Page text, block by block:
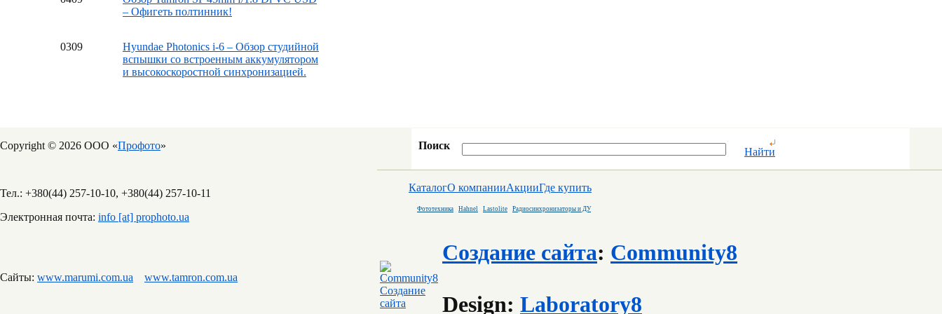
– Офигеть полтинник!
0309
Hyundae Photonics i-6 – Обзор студийной
вспышки со встроенным аккумулятором
и высокоскоростной синхронизацией.
Copyright © 2026 ООО «Профото»
Тел.: +380(44) 257-10-10, +380(44) 257-10-11
Электронная почта: info [at] prophoto.ua
Сайты: www.marumi.com.ua www.tamron.com.ua
Поиск
Найти
КаталогО компанииАкцииГде купить
Фототехника Hahnel Lastolite Радиосинхронизаторы и ДУ
Создание сайта: Community8
Design: Laboratory8